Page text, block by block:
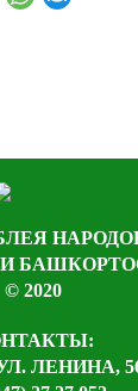
© 2020
ЛЕНИНА,